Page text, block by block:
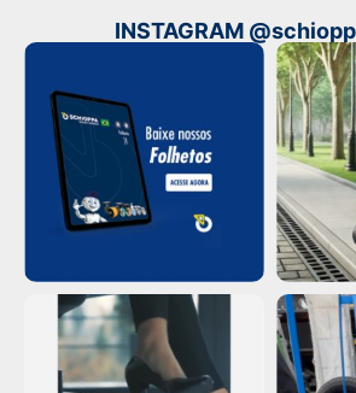
INSTAGRAM